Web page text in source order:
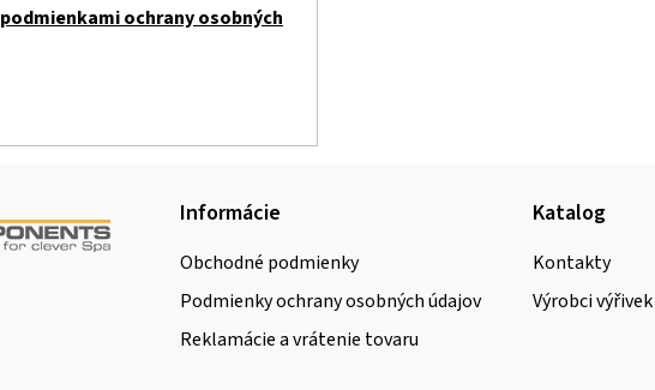
podmienkami ochrany osobných
Informácie
Obchodné podmienky
Podmienky ochrany osobných údajov
Reklamácie a vrátenie tovaru
Katalog
Kontakty
Výrobci výřivek